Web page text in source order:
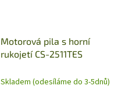
Motorová pila s horní
rukojetí CS-2511TES
Skladem (odesíláme do 3-5dnů)